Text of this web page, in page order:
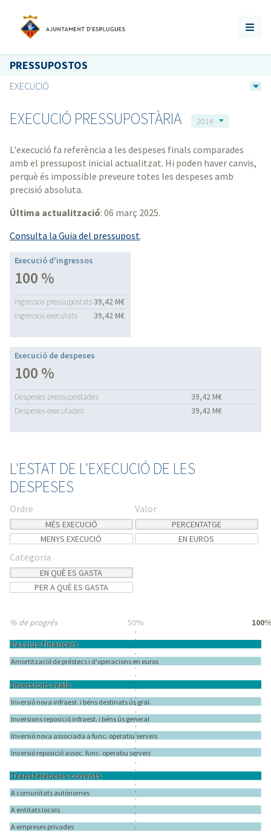
PRESSUPOSTOS
EXECUCIÓ
EXECUCIÓ PRESSUPOSTÀRIA 2014
L'execució fa referència a les despeses finals comparades
amb el pressupost inicial actualitzat. Hi poden haver canvis,
perquè és impossible preveure totes les despeses amb
precisió absoluta.
Última actualització: 06 març 2025.
Consulta la Guia del pressupost.
Execució d'ingressos
100 %
Ingressos pressupostats39,42 M€
Ingressos executats
39,42 M€
Execució de despeses
100 %
Despeses pressupostades
39,42 M€
Despeses executades
39,42 M€
L'ESTAT DE L'EXECUCIÓ DE LES
DESPESES
Ordre
MÉS EXECUCIÓ
MENYS EXECUCIÓ
Valor
PERCENTATGE
EN EUROS
Categoria
EN QUÈ ES GASTA
PER A QUÈ ES GASTA
A empreses privades
A entitats locals
A comunitats autònomes
Transferències corrents
Inversió reposició assoc. func. operatiu serveis
Inversió nova associada a func. operatiu serveis
Inversions reposició infraest. i béns ús general
Inversió nova infraest. i béns destinats ús gral.
Inversions reals
Amortització de préstecs i d'operacions en euros
Passius financers
50% 100%
% de progrés
% de progrés